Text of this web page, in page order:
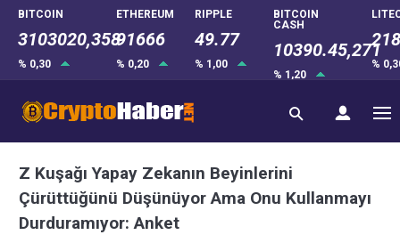
BITCOIN
3103020,358
% 0,30
ETHEREUM
91666
% 0,20
RIPPLE
49.77
% 1,00
BITCOIN
CASH
10390.45,271
% 1,20
%
Z Kuşağı Yapay Zekanın Beyinlerini
Çürüttüğünü Düşünüyor Ama Onu Kullanmayı
Durduramıyor: Anket